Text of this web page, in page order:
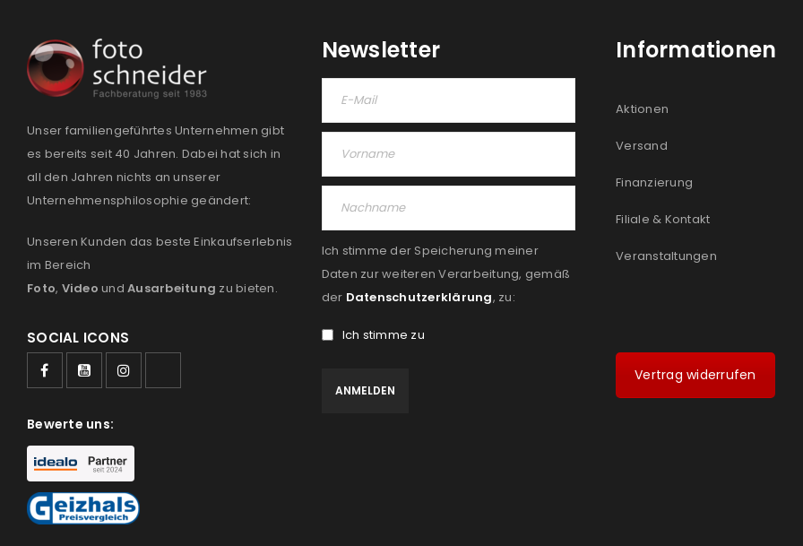
Unser familiengeführtes Unternehmen gibt
es bereits seit 40 Jahren. Dabei hat sich in
all den Jahren nichts an unserer
Unternehmensphilosophie geändert:
Unseren Kunden das beste Einkaufserlebnis
im Bereich
Foto, Video und Ausarbeitung zu bieten.
SOCIAL ICONS
Bewerte uns:
Newsletter
Ich stimme der Speicherung meiner
Daten zur weiteren Verarbeitung, gemäß
der Datenschutzerklärung, zu:
Ich stimme zu
Informationen
Aktionen
Versand
Finanzierung
Filiale & Kontakt
Veranstaltungen
Vertrag widerrufen